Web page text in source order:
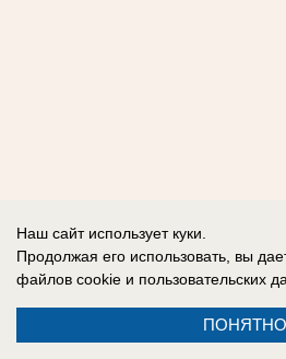
Наш сайт использует куки.
Продолжая его использовать, вы
файлов cookie и пользовательских
ПОНЯТНО